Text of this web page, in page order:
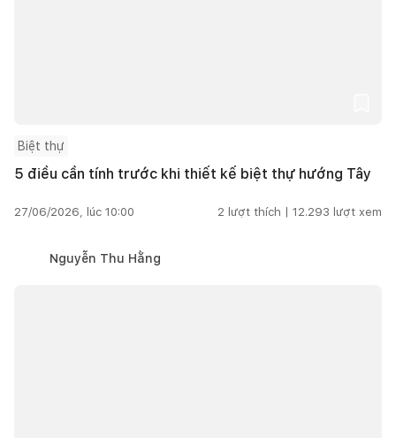
Biệt thự
5 điều cần tính trước khi thiết kế biệt thự hướng Tây
27/06/2026, lúc 10:00 2 lượt thích | 12.293 lượt xem
Nguyễn Thu Hằng